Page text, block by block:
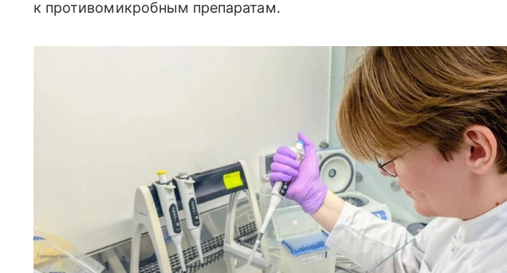
к противомикробным препаратам.